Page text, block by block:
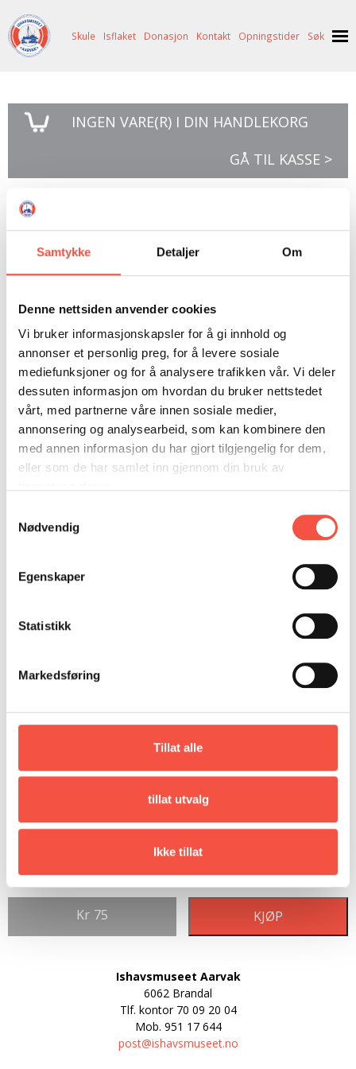
Samtykke Detaljer Om
Denne nettsiden anvender cookies
Vi bruker informasjonskapsler for å gi innhold og
annonser et personlig preg, for å levere sosiale
mediefunksjoner og for å analysere trafikken vår. Vi deler
dessuten informasjon om hvordan du bruker nettstedet
vårt, med partnerne våre innen sosiale medier,
annonsering og analysearbeid, som kan kombinere den
med annen informasjon du har gjort tilgjengelig for dem,
eller som de har samlet inn gjennom din bruk av
Nødvendig
Egenskaper
Statistikk
Markedsføring
Tillat alle
tillat utvalg
Ikke tillat
OM OSS
BILDE FRÅ MUSEET
UTSTILLINGAR
SVART GULL I BRANDAL CITY
ISHAVSMUSEETS VENNER
SAMARBEIDSMUSEUM
PERSONVERNERKLÆRING
FORTELLINGAR
SVALBARD
BILDEGALLERI
NETTBUTIKK
SKUTEKATALOG
SKULEBESØK
FARGELEGG
ISHAVSQUIZ
FORTELLINGAR
ISFLAKET
DONASJON
KONTAKT
OPNINGSTIDER
Skule Isflaket Donasjon Kontakt Opningstider Søk
INGEN VARE(R) I DIN HANDLEKORG
GÅ TIL KASSE >
Vesle Thomas
Vesle Thomas
Av John Giæver
Den norske bokklubben, 1970
Kr 75 KJØP
Ishavsmuseet Aarvak
6062 Brandal
Tlf. kontor 70 09 20 04
Mob. 951 17 644
post@ishavsmuseet.no